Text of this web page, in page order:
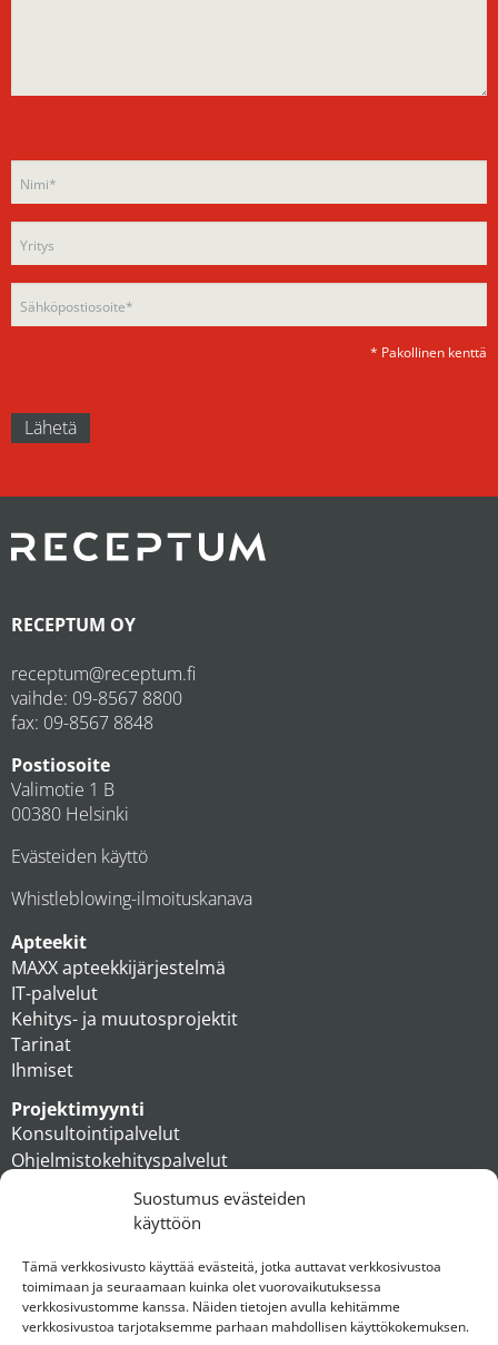
Suostumus evästeiden
käyttöön
Tämä verkkosivusto käyttää evästeitä, jotka auttavat verkkosivustoa
toimimaan ja seuraamaan kuinka olet vuorovaikutuksessa
verkkosivustomme kanssa. Näiden tietojen avulla kehitämme
verkkosivustoa tarjotaksemme parhaan mahdollisen käyttökokemuksen.
leave
this
empty.
Please
leave
this
field
empty.
* Pakollinen kenttä
RECEPTUM OY
receptum@receptum.fi
vaihde: 09-8567 8800
fax: 09-8567 8848
Postiosoite
Valimotie 1 B
00380 Helsinki
Evästeiden käyttö
Whistleblowing-ilmoituskanava
Apteekit
MAXX apteekkijärjestelmä
IT-palvelut
Kehitys- ja muutosprojektit
Tarinat
Ihmiset
Projektimyynti
Konsultointipalvelut
Ohjelmistokehityspalvelut
Ihmiset
Konserni
Ota yhteyttä